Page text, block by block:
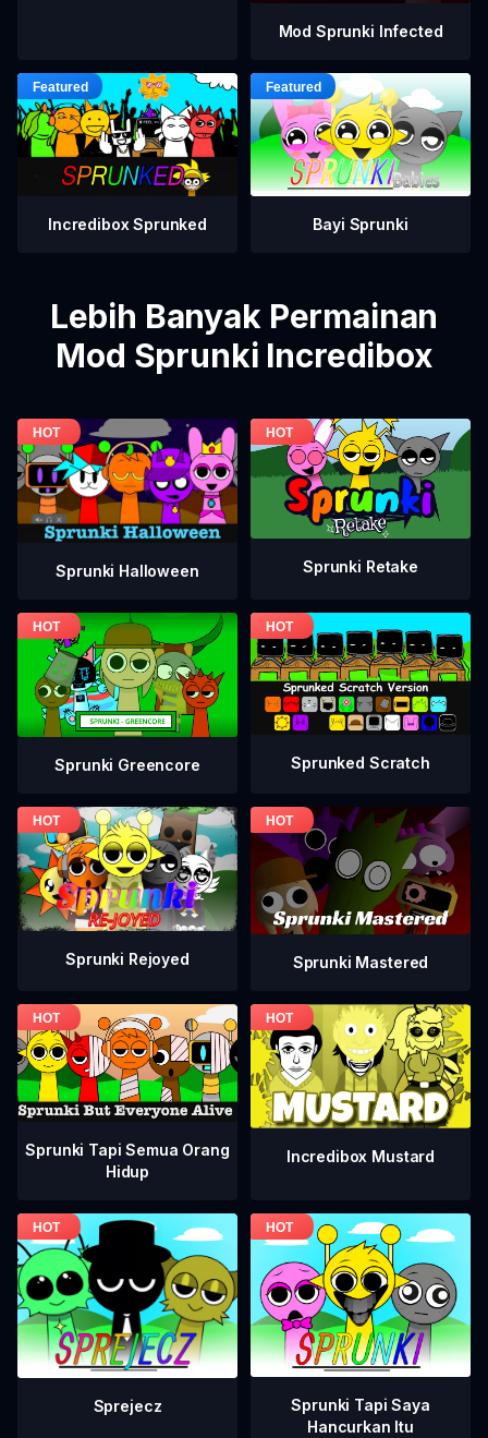
Mod Sprunki Infected
Incredibox Sprunked Bayi Sprunki
Lebih Banyak Permainan
Mod Sprunki Incredibox
Sprunki Halloween Sprunki Retake
Sprunki Greencore Sprunked Scratch
Sprunki Rejoyed Sprunki Mastered
Sprunki Tapi Semua Orang
Hidup
Incredibox Mustard
Sprejecz
Sprunki Tapi Saya
Hancurkan Itu